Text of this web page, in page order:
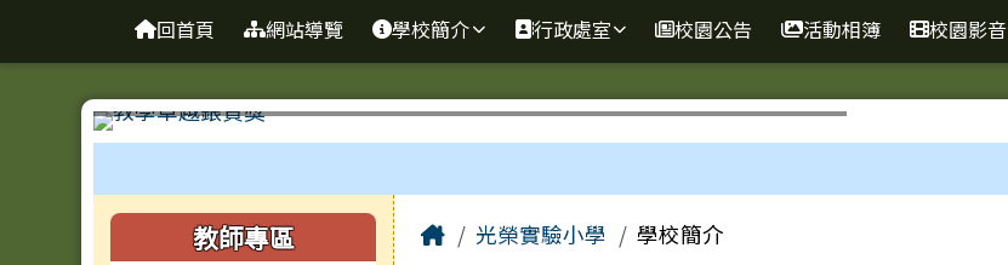
台南市光榮實驗小學
回首頁 網站導覽 學校簡介 行政處室 校園公告 活動相簿 校園影音
左邊區域內容
教師專區 主內容區域
Home光榮實驗小學 學校簡介
頁尾區域